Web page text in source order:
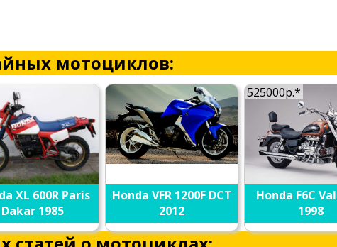
мотоциклов:
XL 600R Paris
Dakar 1985
Honda VFR 1200F DCT
2012
525000р.*
Honda F6C
1998